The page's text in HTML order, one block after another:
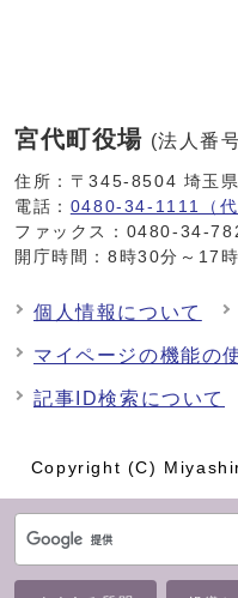
宮代町役場 (法人番
住所：〒345-8504 埼玉
電話： 0480-34-1111（代
ファックス：0480-34-
開庁時間：8時30分～17
個人情報について
マイページの機能の
記事ID検索について
Copyright (C)